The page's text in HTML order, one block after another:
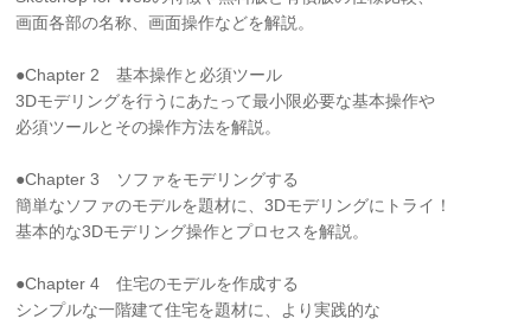
画面各部の名称、画面操作などを解説。
●Chapter 2 基本操作と必須ツール
3Dモデリングを行うにあたって最小限必要な基本操作や
必須ツールとその操作方法を解説。
●Chapter 3 ソファをモデリングする
簡単なソファのモデルを題材に、3Dモデリングにトライ！
基本的な3Dモデリング操作とプロセスを解説。
●Chapter 4 住宅のモデルを作成する
シンプルな一階建て住宅を題材に、より実践的な